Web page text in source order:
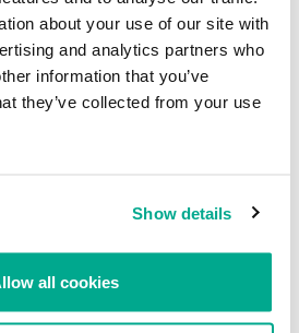
about your use of our site with
and analytics partners who
information that you’ve
they’ve collected from your use
Show details
all cookies
de ZeuS-in-the-Mobile.
de cadenas de caracteres en el